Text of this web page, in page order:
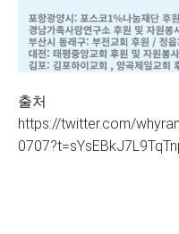
출처
https://twitter.com/